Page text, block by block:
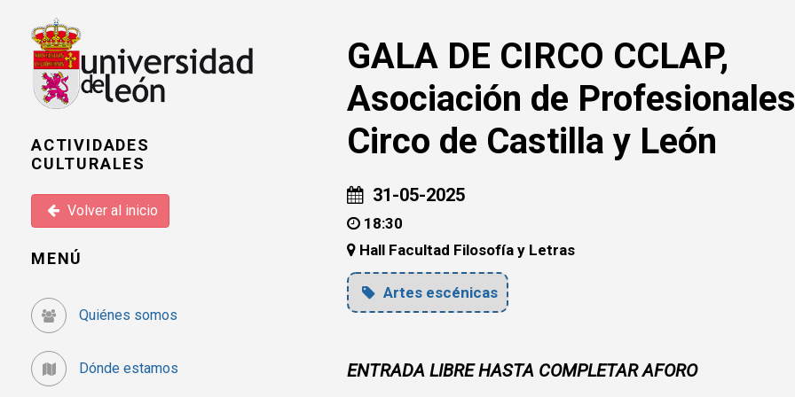
ACTIVIDADES
CULTURALES
Volver al inicio
MENÚ
Quiénes somos
Dónde estamos
GALA DE CIRCO CCLAP,
Asociación de
Circo de Castilla y León
31-05-2025
18:30
Hall Facultad Filosofía y Letras
Artes escénicas
ENTRADA LIBRE HASTA COMPLETAR AFORO